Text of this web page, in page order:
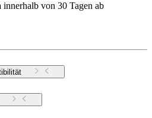
innerhalb von 30 Tagen ab